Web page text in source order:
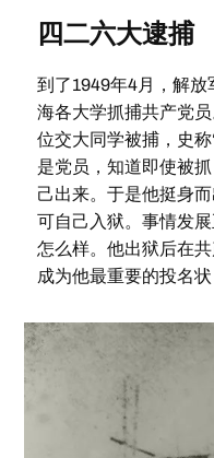
四二六大逮捕
到了1949年4月，解放
海各大学抓捕共产党
位交大同学被捕，史
是党员，知道即使被
己出来。于是他挺身
可自己入狱。事情发
怎么样。他出狱后在
成为他最重要的投名